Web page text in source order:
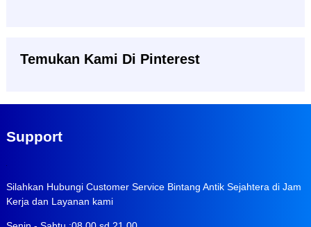
Temukan Kami Di Pinterest
Support
Silahkan Hubungi Customer Service Bintang Antik Sejahtera di Jam
Kerja dan Layanan kami